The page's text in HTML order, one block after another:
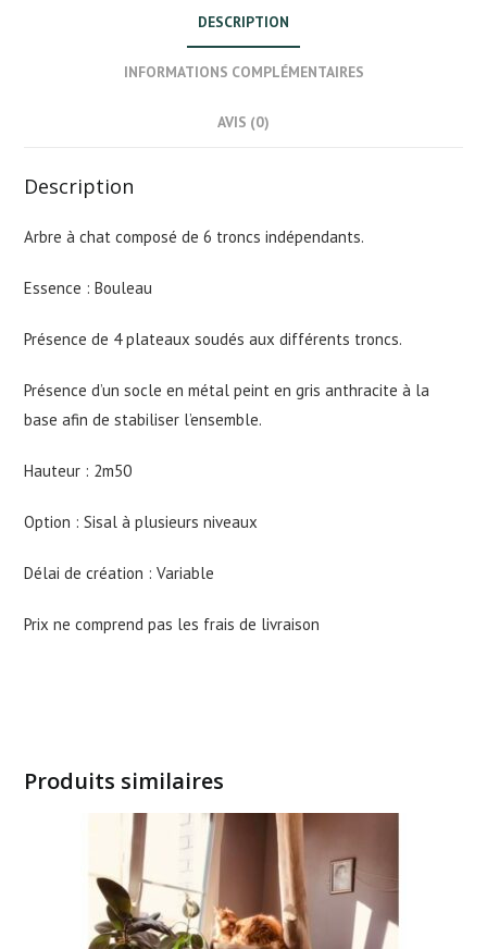
DESCRIPTION
INFORMATIONS COMPLÉMENTAIRES
AVIS (0)
Description
Arbre à chat composé de 6 troncs indépendants.
Essence : Bouleau
Présence de 4 plateaux soudés aux différents troncs.
Présence d’un socle en métal peint en gris anthracite à la
base afin de stabiliser l’ensemble.
Hauteur : 2m50
Option : Sisal à plusieurs niveaux
Délai de création : Variable
Prix ne comprend pas les frais de livraison
Produits similaires